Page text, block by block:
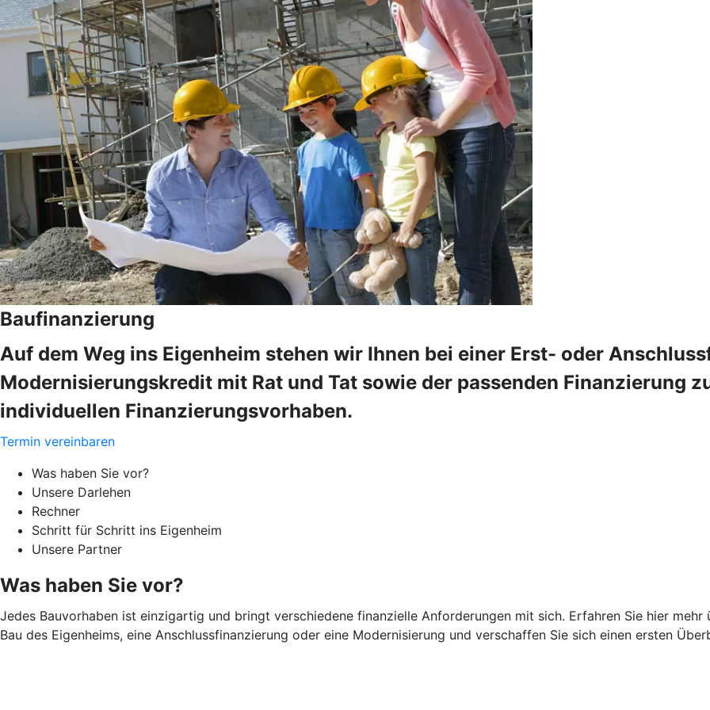
Baufinanzierung
Auf dem Weg ins Eigenheim stehen wir Ihnen bei einer Erst- oder
Modernisierungskredit mit Rat und Tat sowie der passenden Finanzierung
individuellen Finanzierungsvorhaben.
Termin vereinbaren
Was haben Sie vor?
Unsere Darlehen
Rechner
Schritt für Schritt ins Eigenheim
Unsere Partner
Was haben Sie vor?
Jedes Bauvorhaben ist einzigartig und bringt verschiedene finanzielle Anforderungen mit sich. Erfahren Sie hier
Bau des Eigenheims, eine Anschlussfinanzierung oder eine Modernisierung und verschaffen Sie sich einen ersten